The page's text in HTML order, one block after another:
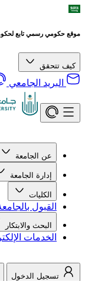
موقع حكومي رسمي تابع
كيف تتحقق
البريد الجامعي
عن الجامعة
إدارة الجامعة
الكليات
القبول
البحث والابتكار
الخدمات
تسجيل الدخول